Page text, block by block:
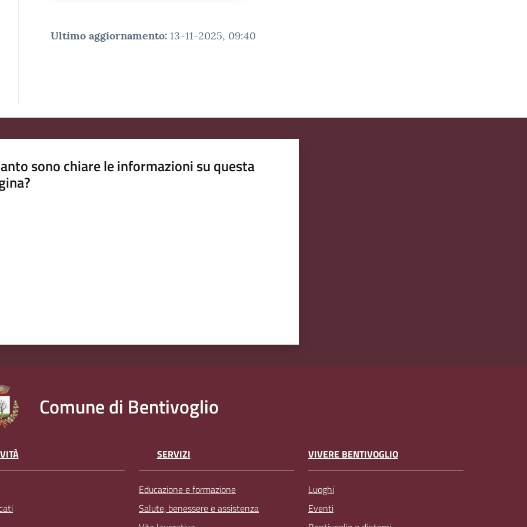
Ultimo aggiornamento: 13-11-2025, 09:40
sono chiare le informazioni su questa
Comune di Bentivoglio
SERVIZI
Educazione e formazione
Salute, benessere e assistenza
VIVERE BENTIVOGLIO
Luoghi
Eventi